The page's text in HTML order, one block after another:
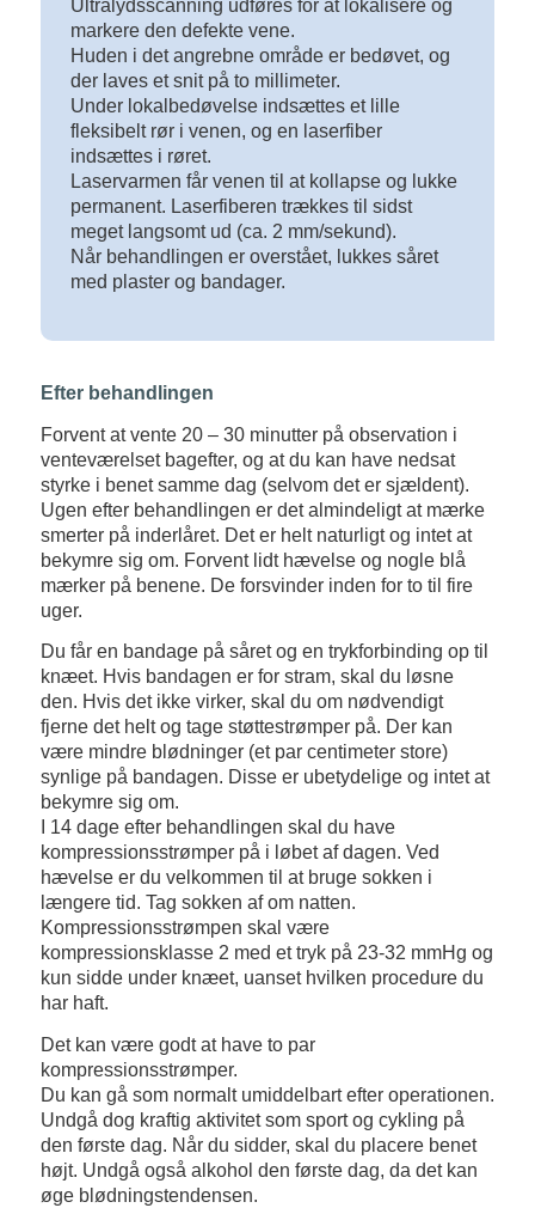
Ultralydsscanning udføres for at lokalisere og
markere den defekte vene.
Huden i det angrebne område er bedøvet, og
der laves et snit på to millimeter.
Under lokalbedøvelse indsættes et lille
fleksibelt rør i venen, og en laserfiber
indsættes i røret.
Laservarmen får venen til at kollapse og lukke
permanent. Laserfiberen trækkes til sidst
meget langsomt ud (ca. 2 mm/sekund).
Når behandlingen er overstået, lukkes såret
med plaster og bandager.
Efter behandlingen
Forvent at vente 20 – 30 minutter på observation i
venteværelset bagefter, og at du kan have nedsat
styrke i benet samme dag (selvom det er sjældent).
Ugen efter behandlingen er det almindeligt at mærke
smerter på inderlåret. Det er helt naturligt og intet at
bekymre sig om. Forvent lidt hævelse og nogle blå
mærker på benene. De forsvinder inden for to til fire
uger.
Du får en bandage på såret og en trykforbinding op til
knæet. Hvis bandagen er for stram, skal du løsne
den. Hvis det ikke virker, skal du om nødvendigt
fjerne det helt og tage støttestrømper på. Der kan
være mindre blødninger (et par centimeter store)
synlige på bandagen. Disse er ubetydelige og intet at
bekymre sig om.
I 14 dage efter behandlingen skal du have
kompressionsstrømper på i løbet af dagen. Ved
hævelse er du velkommen til at bruge sokken i
længere tid. Tag sokken af ​​om natten.
Kompressionsstrømpen skal være
kompressionsklasse 2 med et tryk på 23-32 mmHg og
kun sidde under knæet, uanset hvilken procedure du
har haft.
Det kan være godt at have to par
kompressionsstrømper.
Du kan gå som normalt umiddelbart efter operationen.
Undgå dog kraftig aktivitet som sport og cykling på
den første dag. Når du sidder, skal du placere benet
højt. Undgå også alkohol den første dag, da det kan
øge blødningstendensen.